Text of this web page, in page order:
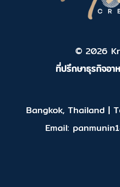
© 2026
ที่ปรึกษาธุรกิจอา
Bangkok, Thailand |
Email: